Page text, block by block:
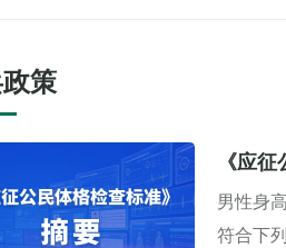
策
《应
男性身
符合下